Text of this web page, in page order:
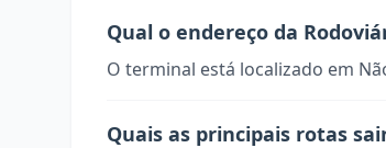
Qual o endereço da
O terminal está localizado em
Quais as principais rotas